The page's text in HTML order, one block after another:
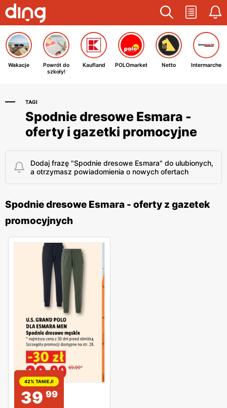
Wakacje
Powrót do
szkoły!
Kaufland POLOmarket Netto Intermarche
TAGI
Spodnie dresowe Esmara -
oferty i gazetki promocyjne
Dodaj frazę "Spodnie dresowe Esmara" do ulubionych,
a otrzymasz powiadomienia o nowych ofertach
Spodnie dresowe Esmara - oferty z gazetek
promocyjnych
42% TANIEJ!
39 99